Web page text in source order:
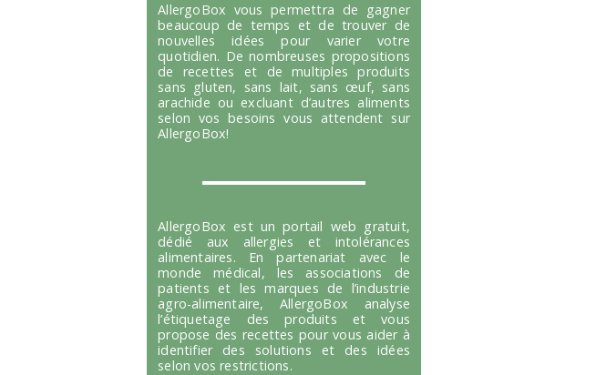
AllergoBox vous permettra de gagner
beaucoup de temps et de trouver de
nouvelles idées pour varier votre
quotidien. De nombreuses propositions
de recettes et de multiples produits
sans gluten, sans lait, sans œuf, sans
arachide ou excluant d’autres aliments
selon vos besoins vous attendent sur
AllergoBox!
AllergoBox est un portail web gratuit,
dédié aux allergies et intolérances
alimentaires. En partenariat avec le
monde médical, les associations de
patients et les marques de l’industrie
agro-alimentaire, AllergoBox analyse
l’étiquetage des produits et vous
propose des recettes pour vous aider à
identifier des solutions et des idées
selon vos restrictions.